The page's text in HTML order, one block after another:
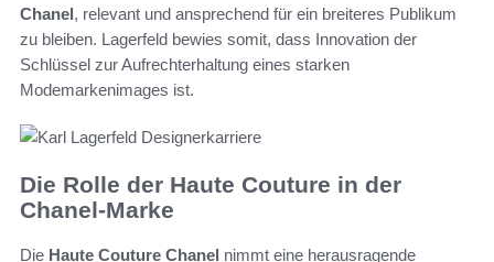
Chanel, relevant und ansprechend für ein breiteres Publikum
zu bleiben. Lagerfeld bewies somit, dass Innovation der
Schlüssel zur Aufrechterhaltung eines starken
Modemarkenimages ist.
Die Rolle der Haute Couture in der
Chanel-Marke
Die Haute Couture Chanel nimmt eine herausragende